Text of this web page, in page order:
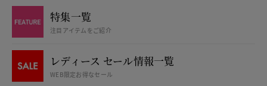
特集一覧
注目アイテムをご紹介
レディース セール情報一覧
WEB限定お得なセール